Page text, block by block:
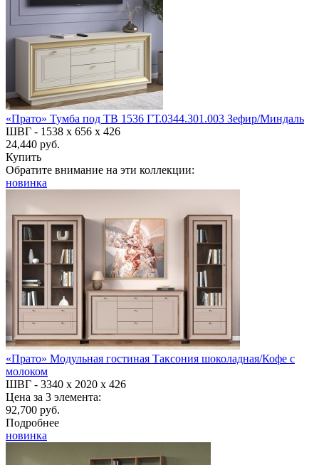
«Прато» Тумба под ТВ 1536 ГТ.0344.301.003 Зефир/Миндаль
ШВГ - 1538 х 656 х 426
24,440 руб.
Купить
Обратите внимание на эти коллекции:
новинка
«Прато» Модульная гостиная Таксония шоколадная/Кофе с
молоком
ШВГ - 3340 х 2020 х 426
Цена за 3 элемента:
92,700 руб.
Подробнее
новинка